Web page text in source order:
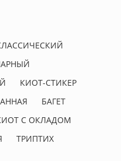
КИОТ-СТИКЕР
БАГЕТ
С ОКЛАДОМ
ТРИПТИХ